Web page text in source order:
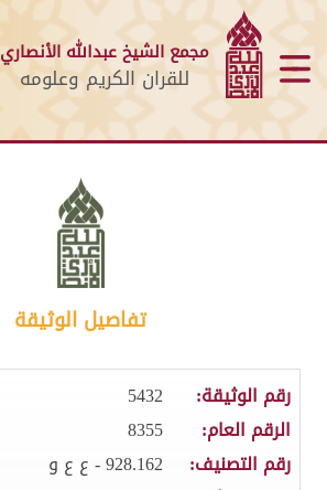
مجمع الشيخ عبدالله الأنصاري
للقران الكريم وعلومه
تفاصيل الوثيقة
رقم الوثيقة:
5432
الرقم العام:
8355
رقم التصنيف:
928.162 - ع ع و